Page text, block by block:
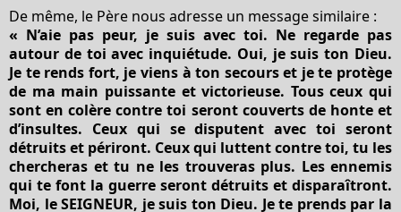
De même, le Père nous adresse un message similaire :
« N’aie pas peur, je suis avec toi. Ne regarde pas
autour de toi avec inquiétude. Oui, je suis ton Dieu.
Je te rends fort, je viens à ton secours et je te protège
de ma main puissante et victorieuse. Tous ceux qui
sont en colère contre toi seront couverts de honte et
d’insultes. Ceux qui se disputent avec toi seront
détruits et périront. Ceux qui luttent contre toi, tu les
chercheras et tu ne les trouveras plus. Les ennemis
qui te font la guerre seront détruits et disparaîtront.
Moi, le SEIGNEUR, je suis ton Dieu. Je te prends par la